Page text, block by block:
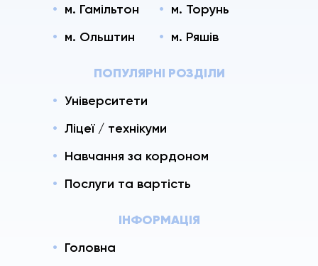
м. Гамільтон
м. Торунь
м. Ольштин
м. Ряшів
ПОПУЛЯРНІ РОЗДІЛИ
Університети
Ліцеї / технікуми
Навчання за кордоном
Послуги та вартість
ІНФОРМАЦІЯ
Головна